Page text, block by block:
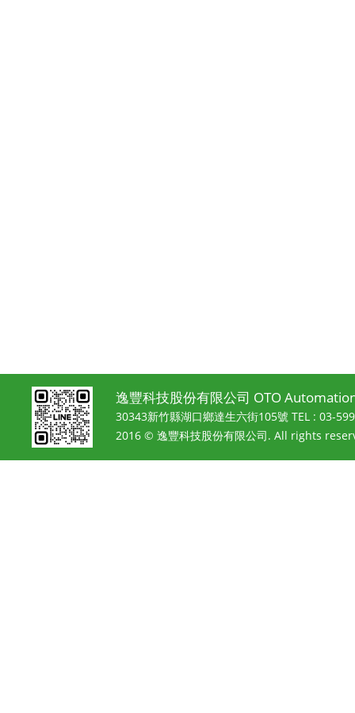
逸豐科技股份有限公司 OTO
30343新竹縣湖口鄉達生六街105號 TEL : 03-
2016 © 逸豐科技股份有限公司. All rights